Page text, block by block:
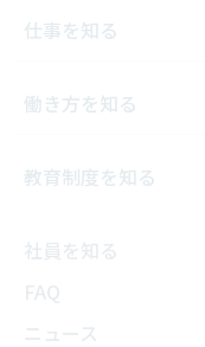
仕事を知る
働き方を知る
教育制度を知る